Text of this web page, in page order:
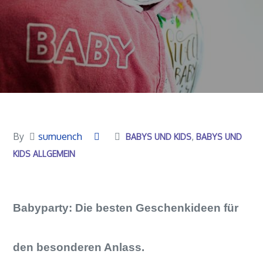
By sumuench BABYS UND KIDS BABYS UND
KIDS ALLGEMEIN
Babyparty: Die besten Geschenkideen für
den besonderen Anlass.